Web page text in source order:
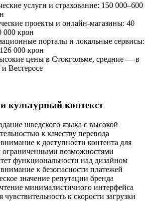
услуги и страхование: 150 000–600
проекты и онлайн-магазины: 40
000 крон
порталы и локальные сервисы:
000 крон
цены в Стокгольме, средние — в
Вестеросе
культурный контекст
шведского языка с высокой
к качеству перевода
к доступности контента для
ограниченными возможностями
функциональности над дизайном
к безопасности платежей
значение репутации бренда
минималистичного интерфейса
чувствительность к скорости загрузки